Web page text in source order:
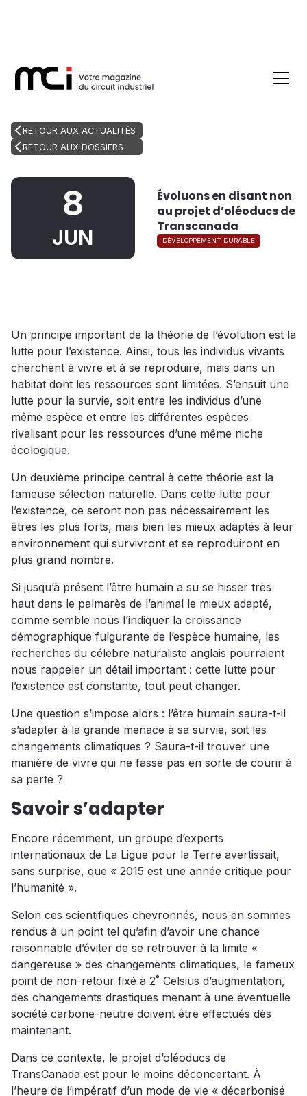
RETOUR AUX ACTUALITÉS
RETOUR AUX DOSSIERS
8
JUN
Évoluons en disant non
au projet d’oléoducs de
Transcanada
DÉVELOPPEMENT DURABLE
Un principe important de la théorie de l’évolution est la
lutte pour l’existence. Ainsi, tous les individus vivants
cherchent à vivre et à se reproduire, mais dans un
habitat dont les ressources sont limitées. S’ensuit une
lutte pour la survie, soit entre les individus d’une
même espèce et entre les différentes espèces
rivalisant pour les ressources d’une même niche
écologique.
Un deuxième principe central à cette théorie est la
fameuse sélection naturelle. Dans cette lutte pour
l’existence, ce seront non pas nécessairement les
êtres les plus forts, mais bien les mieux adaptés à leur
environnement qui survivront et se reproduiront en
plus grand nombre.
Si jusqu’à présent l’être humain a su se hisser très
haut dans le palmarès de l’animal le mieux adapté,
comme semble nous l’indiquer la croissance
démographique fulgurante de l’espèce humaine, les
recherches du célèbre naturaliste anglais pourraient
nous rappeler un détail important : cette lutte pour
l’existence est constante, tout peut changer.
Une question s’impose alors : l’être humain saura-t-il
s’adapter à la grande menace à sa survie, soit les
changements climatiques ? Saura-t-il trouver une
manière de vivre qui ne fasse pas en sorte de courir à
sa perte ?
Savoir s’adapter
Encore récemment, un groupe d’experts
internationaux de La Ligue pour la Terre avertissait,
sans surprise, que « 2015 est une année critique pour
l’humanité ».
Selon ces scientifiques chevronnés, nous en sommes
rendus à un point tel qu’afin d’avoir une chance
raisonnable d’éviter de se retrouver à la limite «
dangereuse » des changements climatiques, le fameux
point de non-retour fixé à 2˚ Celsius d’augmentation,
des changements drastiques menant à une éventuelle
société carbone-neutre doivent être effectués dès
maintenant.
Dans ce contexte, le projet d’oléoducs de
TransCanada est pour le moins déconcertant. À
l’heure de l’impératif d’un mode de vie « décarbonisé